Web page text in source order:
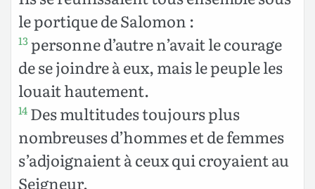
le portique de Salomon :
13personne d’autre n’avait le courage
de se joindre à eux, mais le peuple les
louait hautement.
14 Des multitudes toujours plus
nombreuses d’hommes et de femmes
s’adjoignaient à ceux qui croyaient au
Seigneur,